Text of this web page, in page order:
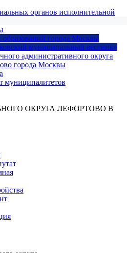
ОКРУГА ЛЕФОРТОВО В